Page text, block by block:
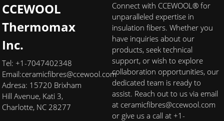
CCEWOOL
Thermomax
Inc.
Tel: +1-7047402348
Email:ceramicfibres@ccewool.com
Adresa: 15720 Brixham
Hill Avenue, Kati 3,
Charlotte, NC 28277
Connect with CCEWOOL® for
unparalleled expertise in
insulation fibers. Whether you
have inquiries about our
products, seek technical
support, or wish to explore
collaboration opportunities, our
dedicated team is ready to
assist. Reach out to us via email
at ceramicfibres@ccewool.com
or give us a call at +1-